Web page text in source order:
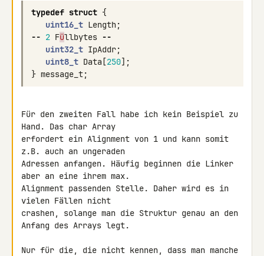
typedef struct {
uint16_t Length;
-- 2 Füllbytes --
uint32_t IpAddr;
uint8_t Data [250];
} message_t;
Für den zweiten Fall habe ich kein Beispiel zu
Hand. Das char Array
erfordert ein Alignment von 1 und kann somit
z.B. auch an ungeraden
Adressen anfangen. Häufig beginnen die Linker
aber an eine ihrem max.
Alignment passenden Stelle. Daher wird es in
vielen Fällen nicht
crashen, solange man die Struktur genau an den
Anfang des Arrays legt.
Nur für die, die nicht kennen, dass man manche